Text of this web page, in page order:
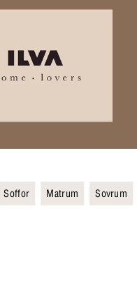
Soffor Matrum Sovrum